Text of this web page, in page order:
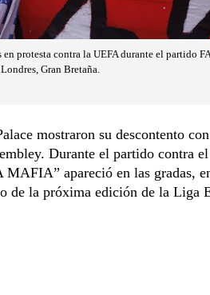
protesta contra la UEFA durante el partido
Gran Bretaña.
mostraron su descontento
Durante el partido contra
MAFIA” apareció en las gradas,
de la próxima edición de la Liga